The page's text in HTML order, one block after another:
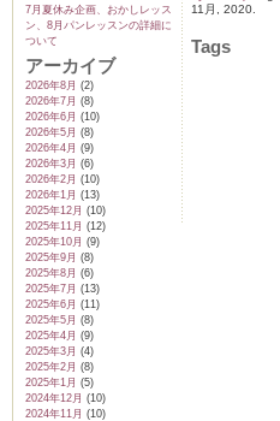
7月夏休み企画、おかしレッス
ン、8月パンレッスンの詳細に
ついて
アーカイブ
2026年8月 (2)
2026年7月 (8)
2026年6月 (10)
2026年5月 (8)
2026年4月 (9)
2026年3月 (6)
2026年2月 (10)
2026年1月 (13)
2025年12月 (10)
2025年11月 (12)
2025年10月 (9)
2025年9月 (8)
2025年8月 (6)
2025年7月 (13)
2025年6月 (11)
2025年5月 (8)
2025年4月 (9)
2025年3月 (4)
2025年2月 (8)
2025年1月 (5)
2024年12月 (10)
2024年11月 (10)
11月, 2020.
Tags